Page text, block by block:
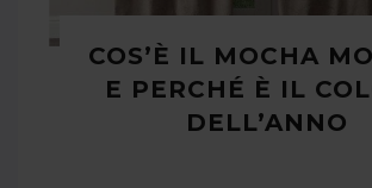
COS’È IL MOCHA
E PERCHÉ È IL
DELL’ANNO